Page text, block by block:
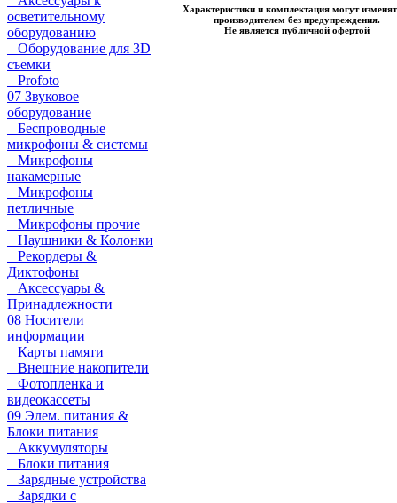
осветительному
оборудованию
Оборудование для 3D
съемки
Profoto
07 Звуковое
оборудование
Беспроводные
микрофоны & системы
Микрофоны
накамерные
Микрофоны
петличные
Микрофоны прочие
Наушники & Колонки
Рекордеры &
Диктофоны
Аксессуары &
Принадлежности
08 Носители
информации
Карты памяти
Внешние накопители
Фотопленка и
видеокассеты
09 Элем. питания &
Блоки питания
Аккумуляторы
Блоки питания
Зарядные устройства
Зарядки с
Характеристики и комплектация могут
производителем без предупреждения.
Не является публичной офертой